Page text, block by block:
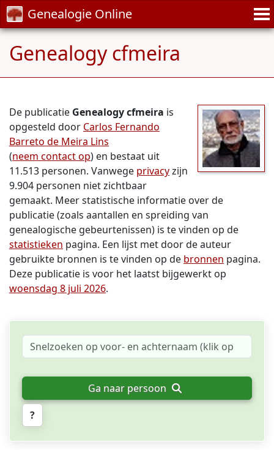
Genealogie Online
Genealogy cfmeira
De publicatie Genealogy cfmeira is
opgesteld door Carlos Fernando
Barreto de Meira Lins
(neem contact op) en bestaat uit
11.513 personen. Vanwege privacyzijn
9.904 personen niet zichtbaar
gemaakt. Meer statistische informatie over de
publicatie (zoals aantallen en spreiding van
genealogische gebeurtenissen) is te vinden op de
statistieken pagina. Een lijst met door de auteur
gebruikte bronnen is te vinden op de bronnen pagina.
Deze publicatie is voor het laatst bijgewerkt op
woensdag 8 juli 2026.
Ga naar persoon
?